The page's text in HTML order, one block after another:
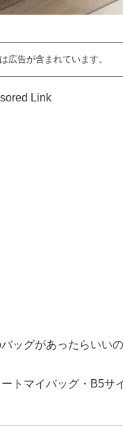
広告が含まれています。
Link
ッグがあったらいい
トマイバッグ・B5サ